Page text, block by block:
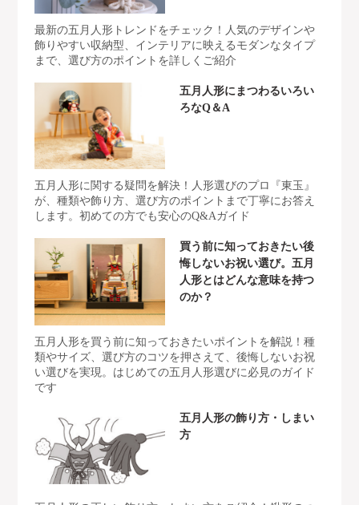
最新の五月人形トレンドをチェック！人気のデザインや
飾りやすい収納型、インテリアに映えるモダンなタイプ
まで、選び方のポイントを詳しくご紹介
五月人形にまつわるいろい
ろなQ＆A
五月人形に関する疑問を解決！人形選びのプロ『東玉』
が、種類や飾り方、選び方のポイントまで丁寧にお答え
します。初めての方でも安心のQ&Aガイド
買う前に知っておきたい後
悔しないお祝い選び。五月
人形とはどんな意味を持つ
のか？
五月人形を買う前に知っておきたいポイントを解説！種
類やサイズ、選び方のコツを押さえて、後悔しないお祝
い選びを実現。はじめての五月人形選びに必見のガイド
です
五月人形の飾り方・しまい
方